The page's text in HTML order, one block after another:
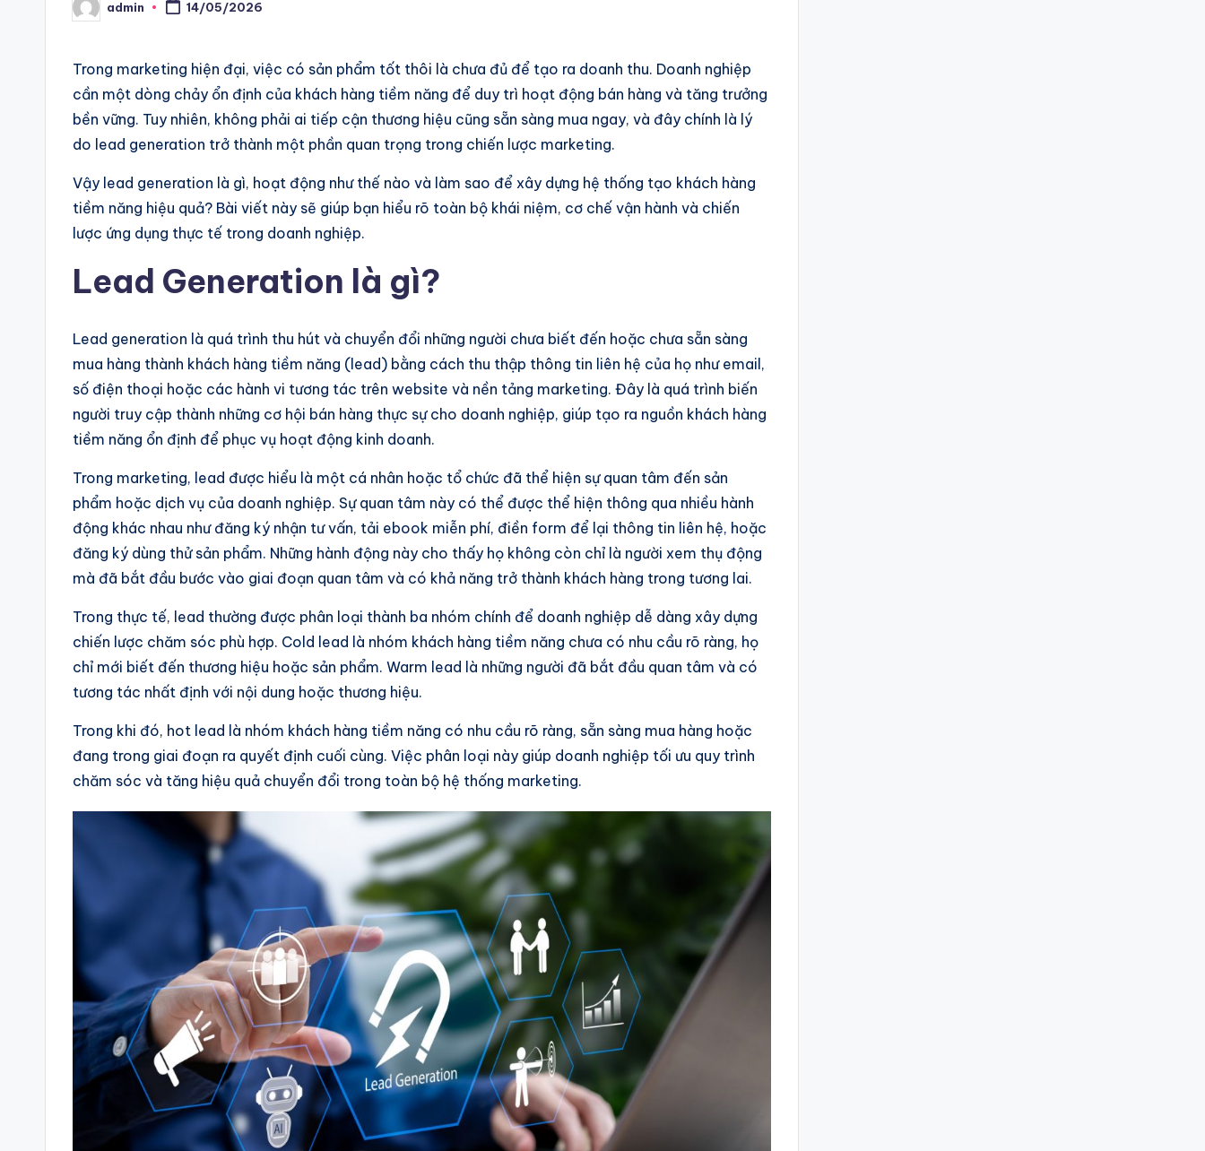
Posted
by
admin 14/05/2026
Trong marketing hiện đại, việc có sản phẩm tốt thôi là chưa đủ để tạo ra doanh thu. Doanh nghiệp
cần một dòng chảy ổn định của khách hàng tiềm năng để duy trì hoạt động bán hàng và tăng trưởng
bền vững. Tuy nhiên, không phải ai tiếp cận thương hiệu cũng sẵn sàng mua ngay, và đây chính là lý
do lead generation trở thành một phần quan trọng trong chiến lược marketing.
Vậy lead generation là gì, hoạt động như thế nào và làm sao để xây dựng hệ thống tạo khách hàng
tiềm năng hiệu quả? Bài viết này sẽ giúp bạn hiểu rõ toàn bộ khái niệm, cơ chế vận hành và chiến
lược ứng dụng thực tế trong doanh nghiệp.
Lead Generation là gì?
Lead generation là quá trình thu hút và chuyển đổi những người chưa biết đến hoặc chưa sẵn sàng
mua hàng thành khách hàng tiềm năng (lead) bằng cách thu thập thông tin liên hệ của họ như email,
số điện thoại hoặc các hành vi tương tác trên website và nền tảng marketing. Đây là quá trình biến
người truy cập thành những cơ hội bán hàng thực sự cho doanh nghiệp, giúp tạo ra nguồn khách hàng
tiềm năng ổn định để phục vụ hoạt động kinh doanh.
Trong marketing, lead được hiểu là một cá nhân hoặc tổ chức đã thể hiện sự quan tâm đến sản
phẩm hoặc dịch vụ của doanh nghiệp. Sự quan tâm này có thể được thể hiện thông qua nhiều hành
động khác nhau như đăng ký nhận tư vấn, tải ebook miễn phí, điền form để lại thông tin liên hệ, hoặc
đăng ký dùng thử sản phẩm. Những hành động này cho thấy họ không còn chỉ là người xem thụ động
mà đã bắt đầu bước vào giai đoạn quan tâm và có khả năng trở thành khách hàng trong tương lai.
Trong thực tế, lead thường được phân loại thành ba nhóm chính để doanh nghiệp dễ dàng xây dựng
chiến lược chăm sóc phù hợp. Cold lead là nhóm khách hàng tiềm năng chưa có nhu cầu rõ ràng, họ
chỉ mới biết đến thương hiệu hoặc sản phẩm. Warm lead là những người đã bắt đầu quan tâm và có
tương tác nhất định với nội dung hoặc thương hiệu.
Trong khi đó, hot lead là nhóm khách hàng tiềm năng có nhu cầu rõ ràng, sẵn sàng mua hàng hoặc
đang trong giai đoạn ra quyết định cuối cùng. Việc phân loại này giúp doanh nghiệp tối ưu quy trình
chăm sóc và tăng hiệu quả chuyển đổi trong toàn bộ hệ thống marketing.